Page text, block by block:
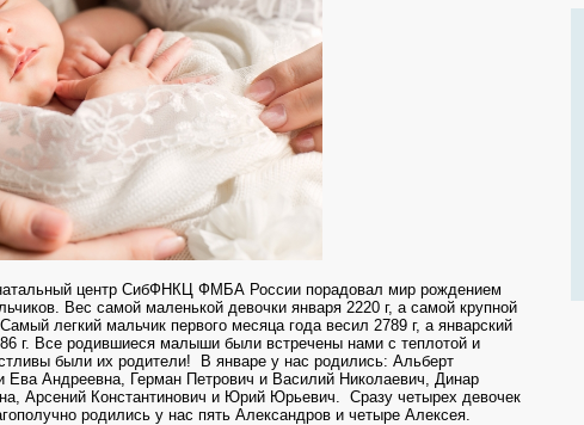
центр СибФНКЦ ФМБА России порадовал мир рождением
Вес самой маленькой девочки января 2220 г, а самой крупной
легкий мальчик первого месяца года весил 2789 г, а январский
г. Все родившиеся малыши были встречены нами с теплотой и
были их родители! В январе у нас родились: Альберт
Ева Андреевна, Герман Петрович и Василий Николаевич, Динар
Арсений Константинович и Юрий Юрьевич. Сразу четырех девочек
родились у нас пять Александров и четыре Алексея.